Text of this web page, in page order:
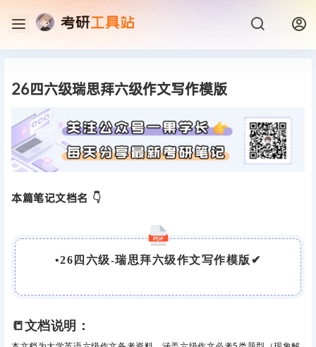
26四六级瑞思拜六级作文写作模版
本篇笔记文档名 👇
•26四六级-瑞思拜六级作文写作模版 ✔
📒文档说明：